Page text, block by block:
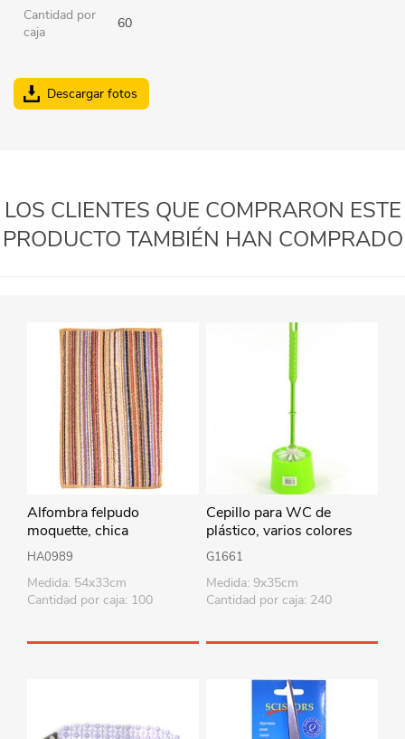
Cantidad por
caja
60
Descargar fotos
LOS CLIENTES QUE COMPRARON ESTE
PRODUCTO TAMBIÉN HAN COMPRADO
Alfombra felpudo
moquette, chica
HA0989
Medida: 54x33cm
Cantidad por caja: 100
Cepillo para WC de
plástico, varios colores
G1661
Medida: 9x35cm
Cantidad por caja: 240